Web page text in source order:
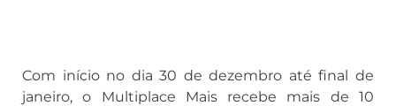
Com início no dia 30 de dezembro até final de
janeiro, o Multiplace Mais recebe mais de 10